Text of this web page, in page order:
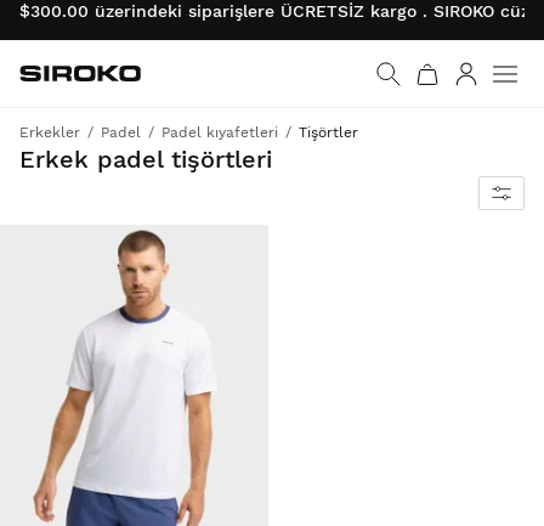
$300.00 üzerindeki siparişlere ÜCRETSİZ kargo . SIROKO
Ana sayfaya git
Siroko.com
Erkekler Padel Padel kıyafetleri Tişörtler
Erkek padel tişörtleri
Kort içinde ve dışında maksimum konfor ve performans